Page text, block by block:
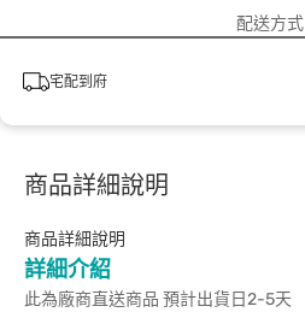
配送方式
宅配到府
商品詳細說明
商品詳細說明
詳細介紹
此為廠商直送商品 預計出貨日2-5天